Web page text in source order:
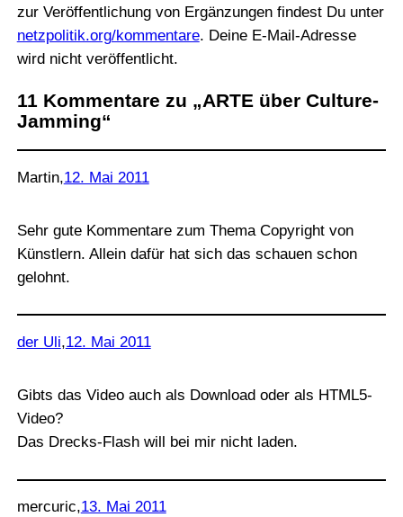
zur Veröffentlichung von Ergänzungen findest Du unter
netzpolitik.org/kommentare. Deine E-Mail-Adresse
wird nicht veröffentlicht.
11 Kommentare zu „ARTE über Culture-
Jamming“
Martin,12. Mai 2011
Sehr gute Kommentare zum Thema Copyright von
Künstlern. Allein dafür hat sich das schauen schon
gelohnt.
der Uli,12. Mai 2011
Gibts das Video auch als Download oder als HTML5-
Video?
Das Drecks-Flash will bei mir nicht laden.
mercuric,13. Mai 2011